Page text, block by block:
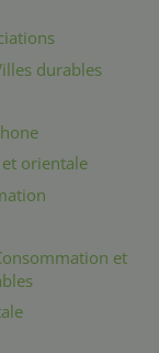
durables
orientale
et